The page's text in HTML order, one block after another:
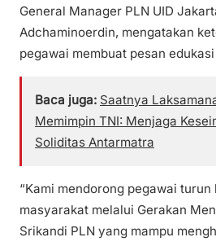
General Manager PLN UID
Adchaminoerdin, mengatakan
pegawai membuat pesan
Baca juga: Saatnya
Memimpin TNI: Menjaga
Soliditas Antarmatra
“Kami mendorong pegawai turun
masyarakat melalui Gerakan
Srikandi PLN yang mampu